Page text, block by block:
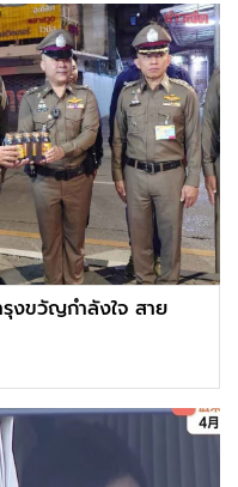
งขวัญกำลังใจ สาย